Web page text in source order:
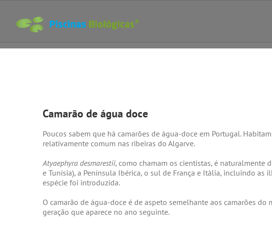
content
Image
Camarão de água doce
Poucos sabem que há camarões de água-doce em Portugal.
relativamente comum nas ribeiras do Algarve.
Atyaephyra desmarestii, como chamam os cientistas, é naturalmente
e Tunísia), a Península Ibérica, o sul de França e Itália, incluindo as
espécie foi introduzida.
O camarão de água-doce é de aspeto semelhante aos camarões
geração que aparece no ano seguinte.